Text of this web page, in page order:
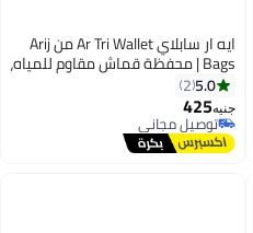
5
ايه ار سابلاي Ar Tri Wallet من Arij
Bags | محفظة قماش مقاوم للمياه،
عملي للاستخدام اليومي (برتقالي)
5.0
2
جنيه425
توصيل مجاني
توصيل مجاني